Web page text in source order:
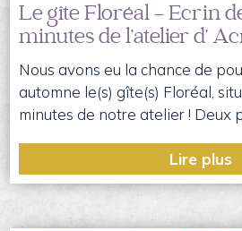
Le gîte Floréal – Ecrin
minutes de l’atelier d’
Nous avons eu la chance de
automne le(s) gîte(s) Floréal,
minutes de notre atelier ! Deux
Lire plus